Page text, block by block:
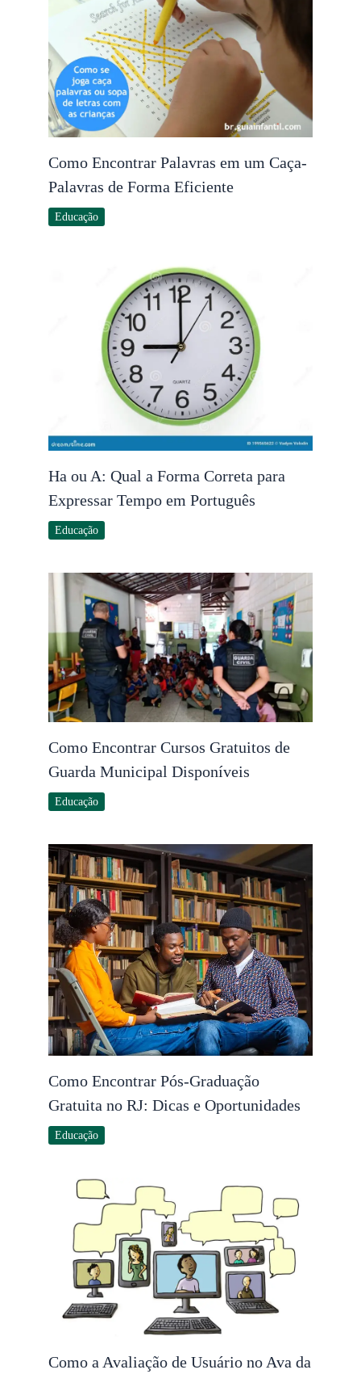
Como Encontrar Palavras em um Caça-
Palavras de Forma Eficiente
Educação
Ha ou A: Qual a Forma Correta para
Expressar Tempo em Português
Educação
Como Encontrar Cursos Gratuitos de
Guarda Municipal Disponíveis
Educação
Como Encontrar Pós-Graduação
Gratuita no RJ: Dicas e Oportunidades
Educação
Como a Avaliação de Usuário no Ava da